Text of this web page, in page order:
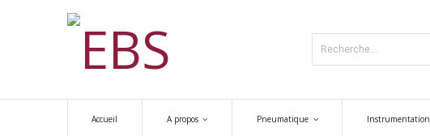
Accueil A propos Pneumatique Instrumentation